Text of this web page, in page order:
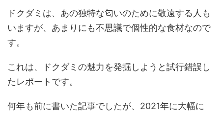
ドクダミは、あの独特な匂いのために敬遠する人も
いますが、あまりにも不思議で個性的な食材なので
す。
これは、ドクダミの魅力を発掘しようと試行錯誤し
たレポートです。
何年も前に書いた記事でしたが、2021年に大幅に